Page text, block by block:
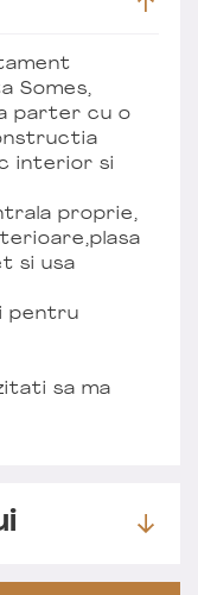
Somes,
parter cu o
interior si
proprie,
si usa
pentru
sa ma